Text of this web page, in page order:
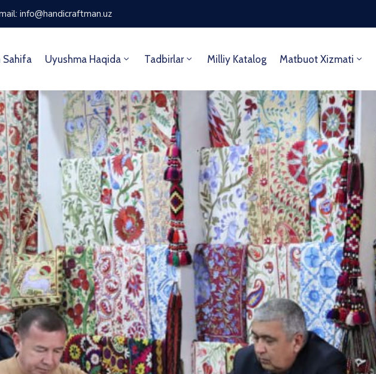
info@handicraftman.uz
Sahifa Uyushma Haqida Tadbirlar Milliy Katalog Matbuot Xizmati